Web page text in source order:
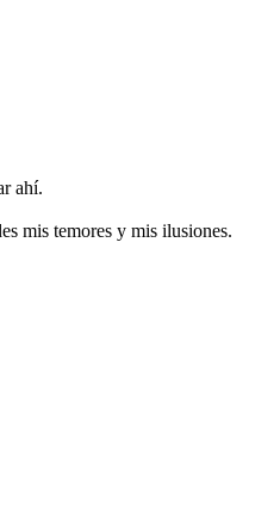
ahí.
mis temores y mis ilusiones.